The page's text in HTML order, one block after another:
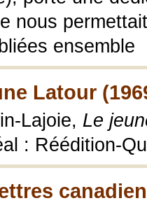
nous
ensemble
Latour
Lajoie, Le
: Réédition-